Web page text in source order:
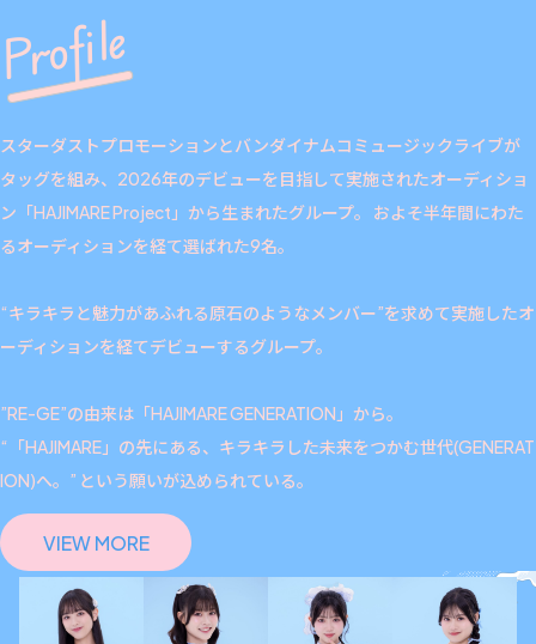
スターダストプロモーションとバンダイナムコミュージックライブが
タッグを組み、2026年のデビューを目指して実施されたオーディショ
ン「HAJIMARE Project」から生まれたグループ。 およそ半年間にわた
るオーディションを経て選ばれた9名。
“キラキラと魅力があふれる原石のようなメンバー”を求めて実施したオ
ーディションを経てデビューするグループ。
”RE-GE”の由来は「HAJIMARE GENERATION」から。
“「HAJIMARE」の先にある、キラキラした未来をつかむ世代(GENERAT
ION)へ。” という願いが込められている。
VIEW MORE